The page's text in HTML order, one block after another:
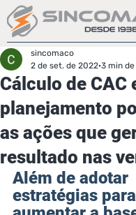
Cálculo de CAC
planejamento
as ações que
resultado nas
sincomaco
2 de set. de 2022 3 min
Além de adotar
estratégias para